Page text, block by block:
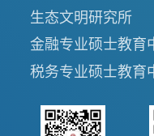
生态文明研究所
金融专业硕士教育
税务专业硕士教育